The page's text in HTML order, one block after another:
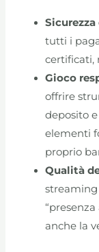
tutti i
certificati,
Gioco
offrire
deposito
elementi
proprio
Qualità
streaming
anche la